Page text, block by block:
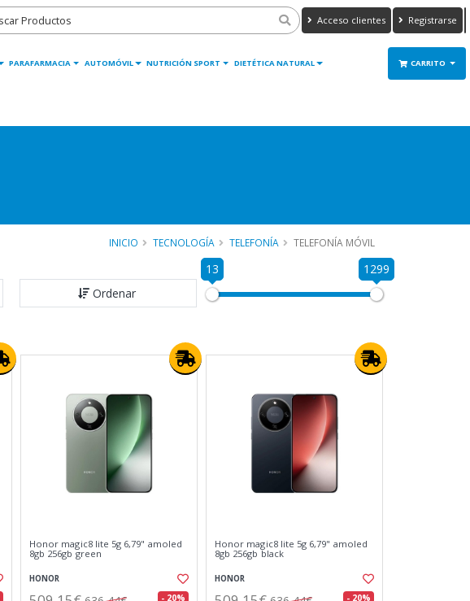
Acceso clientes Registrarse
PARAFARMACIA AUTOMÓVIL NUTRICIÓN SPORT DIETÉTICA NATURAL CARRITO
INICIO TECNOLOGÍA TELEFONÍA TELEFONÍA MÓVIL
Ordenar
13 1299
Honor magic8 lite 5g 6,79" amoled
8gb 256gb green
HONOR
- 20%
Honor magic8 lite 5g 6,79" amoled
8gb 256gb black
HONOR
- 20%